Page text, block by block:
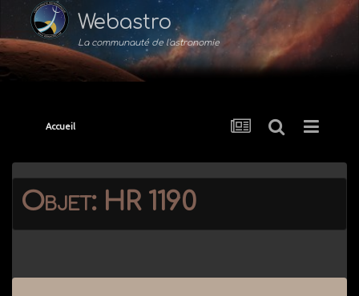
Webastro
La communauté de l'astronomie
Accueil
Objet: HR 1190